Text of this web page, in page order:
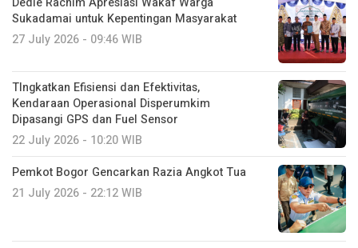
Sukadamai untuk Kepentingan Masyarakat
27 July 2026 - 09:46 WIB
TIngkatkan Efisiensi dan Efektivitas,
Kendaraan Operasional Disperumkim
Dipasangi GPS dan Fuel Sensor
22 July 2026 - 10:20 WIB
Pemkot Bogor Gencarkan Razia Angkot Tua
21 July 2026 - 22:12 WIB